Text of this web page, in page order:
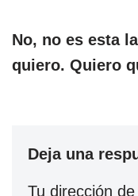
No, no es esta
quiero. Quiero
Deja una
Tu dirección